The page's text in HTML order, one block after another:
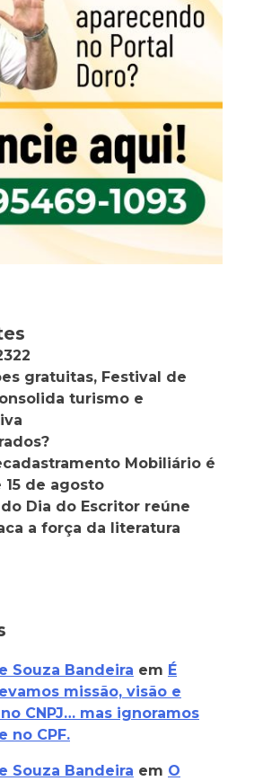
gratuitas, Festival de
turismo e
Mobiliário é
de agosto
Dia do Escritor reúne
a força da literatura
Souza Bandeira em É
missão, visão e
CNPJ… mas ignoramos
no CPF.
Souza Bandeira em O